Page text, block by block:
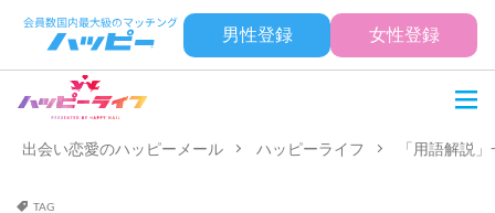
男性登録 女性登録
出会い恋愛のハッピーメール ハッピーライフ 「用語解説
TAG